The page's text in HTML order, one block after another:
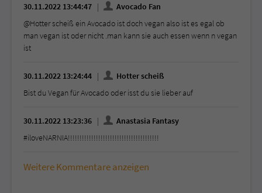
30.11.2022 13:44:47
Avocado Fan
@Hotter scheiß ein Avocado ist doch vegan also ist es egal ob
man vegan ist oder nicht .man kann sie auch essen wenn n vegan
ist
30.11.2022 13:24:44
Hotter scheiß
Bist du Vegan für Avocado oder isst du sie lieber auf
30.11.2022 13:23:36
Anastasia Fantasy
#iloveNARNIA!!!!!!!!!!!!!!!!!!!!!!!!!!!!!!!!!!!!!!!
Weitere Kommentare anzeigen